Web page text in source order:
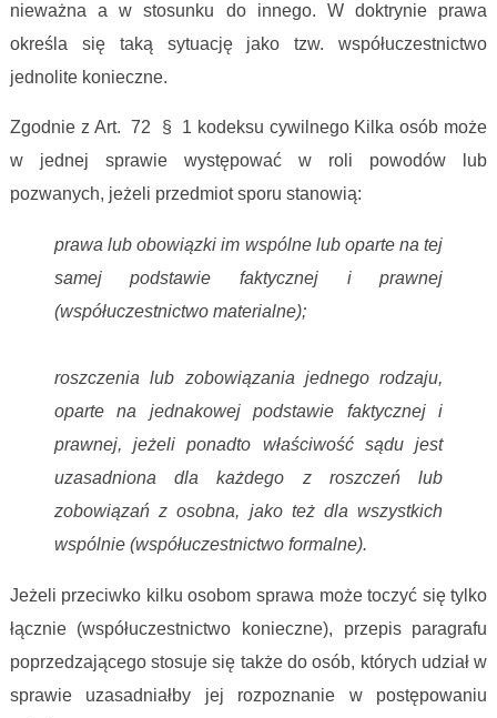
nieważna a w stosunku do innego. W doktrynie prawa
określa się taką sytuację jako tzw. współuczestnictwo
jednolite konieczne.
Zgodnie z Art. 72 § 1 kodeksu cywilnego Kilka osób może
w jednej sprawie występować w roli powodów lub
pozwanych, jeżeli przedmiot sporu stanowią:
prawa lub obowiązki im wspólne lub oparte na tej
samej podstawie faktycznej i prawnej
(współuczestnictwo materialne);
roszczenia lub zobowiązania jednego rodzaju,
oparte na jednakowej podstawie faktycznej i
prawnej, jeżeli ponadto właściwość sądu jest
uzasadniona dla każdego z roszczeń lub
zobowiązań z osobna, jako też dla wszystkich
wspólnie (współuczestnictwo formalne).
Jeżeli przeciwko kilku osobom sprawa może toczyć się tylko
łącznie (współuczestnictwo konieczne), przepis paragrafu
poprzedzającego stosuje się także do osób, których udział w
sprawie uzasadniałby jej rozpoznanie w postępowaniu